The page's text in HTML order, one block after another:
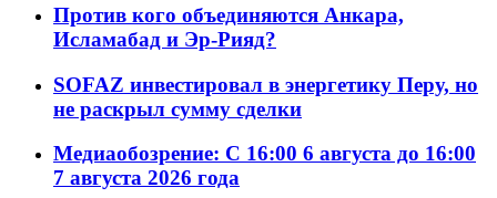
Против кого объединяются Анкара,
Исламабад и Эр-Рияд?
SOFAZ инвестировал в энергетику Перу, но
не раскрыл сумму сделки
Медиаобозрение: С 16:00 6 августа до 16:00
7 августа 2026 года